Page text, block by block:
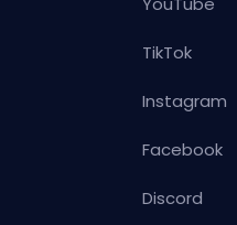
TikTok
Instagram
Facebook
Discord